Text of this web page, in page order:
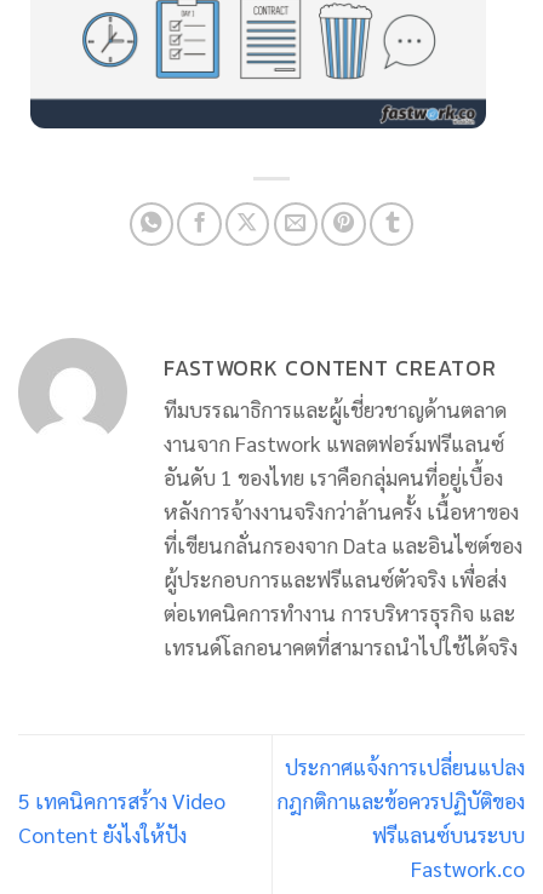
FASTWORK CONTENT CREATOR
ทีมบรรณาธิการและผู้เชี่ยวชาญด้านตลาด
งานจาก Fastwork แพลตฟอร์มฟรีแลนซ์
อันดับ 1 ของไทย เราคือกลุ่มคนที่อยู่เบื้อง
หลังการจ้างงานจริงกว่าล้านครั้ง เนื้อหาของ
ที่เขียนกลั่นกรองจาก Data และอินไซต์ของ
ผู้ประกอบการและฟรีแลนซ์ตัวจริง เพื่อส่ง
ต่อเทคนิคการทำงาน การบริหารธุรกิจ และ
เทรนด์โลกอนาคตที่สามารถนำไปใช้ได้จริง
5 เทคนิคการสร้าง Video
Content ยังไงให้ปัง
ประกาศแจ้งการเปลี่ยนแปลง
กฎกติกาและข้อควรปฏิบัติของ
ฟรีแลนซ์บนระบบ
Fastwork.co